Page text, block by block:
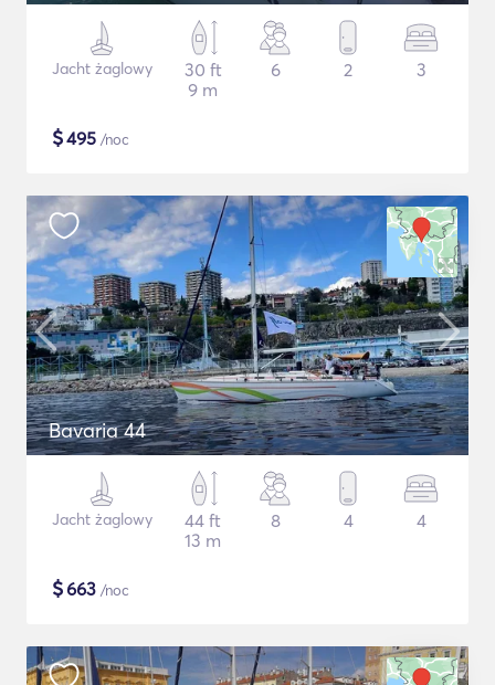
Jacht żaglowy
30 ft
9 m
6 2 3
$495 /noc
Bavaria 44
Jacht żaglowy
44 ft
13 m
8 4 4
$663 /noc